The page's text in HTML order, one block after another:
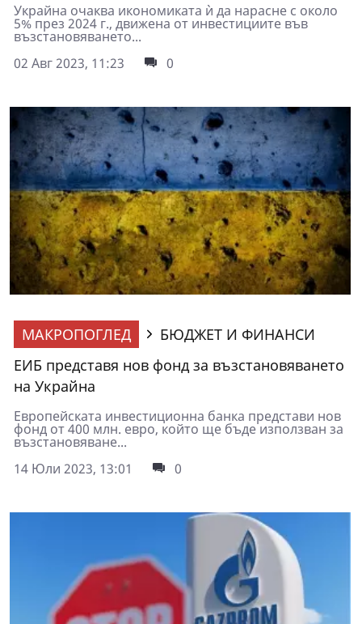
Украйна очаква икономиката ѝ да нарасне с около
5% през 2024 г., движена от инвестициите във
възстановяването...
02 Авг 2023, 11:23
0
МАКРОПОГЛЕД
БЮДЖЕТ И ФИНАНСИ
ЕИБ представя нов фонд за възстановяването
на Украйна
Европейската инвестиционна банка представи нов
фонд от 400 млн. евро, който ще бъде използван за
възстановяване...
14 Юли 2023, 13:01
0